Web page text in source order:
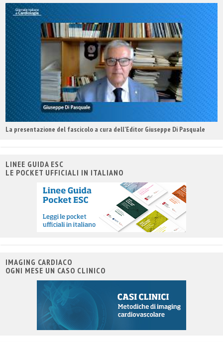
La presentazione del fascicolo a cura dell'Editor Giuseppe Di Pasquale
LINEE GUIDA ESC
LE POCKET UFFICIALI IN ITALIANO
IMAGING CARDIACO
OGNI MESE UN CASO CLINICO